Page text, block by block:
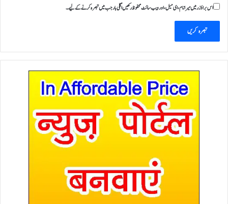
اس براؤزر میں میرا نام، ای میل، اور ویب سائٹ محفوظ رکھیں اگلی بار جب میں تبصرہ کرنے کےلیے۔